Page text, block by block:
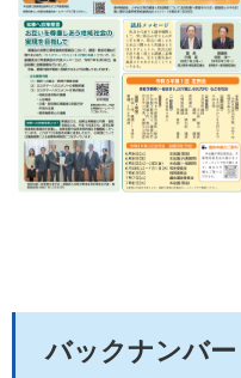
バックナンバ